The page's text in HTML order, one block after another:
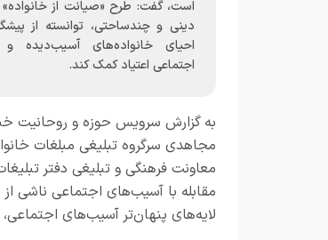
است، گفت: طرح «صیانت از خانواده»
دینی و چندساحتی، توانسته از
احیای خانواده‌های آسیب‌دیده
اجتماعی اعتیاد کمک کند.
به گزارش سرویس حوزه و روحانیت
مجاهدی سرگروه تبلیغی مبلغات
معاونت فرهنگی و تبلیغی دفتر
مقابله با آسیب‌های اجتماعی ناشی
لایه‌های پنهان‌تر آسیب‌های اجتماعی،